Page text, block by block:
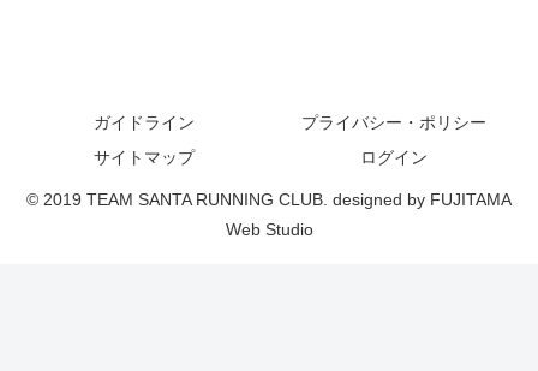
ガイドライン
プライバシー・ポリシー
サイトマップ
ログイン
© 2019 TEAM SANTA RUNNING CLUB. designed by FUJITAMA
Web Studio